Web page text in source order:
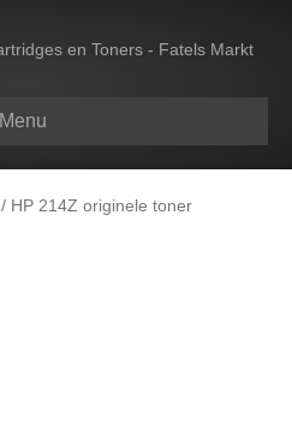
Menu
/ HP 214Z originele toner